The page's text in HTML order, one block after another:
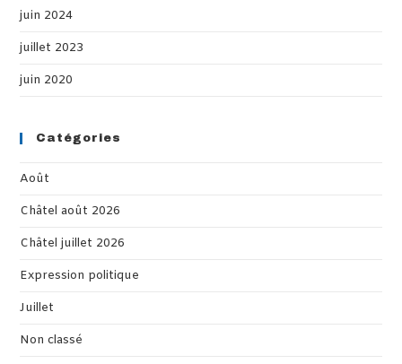
juin 2024
juillet 2023
juin 2020
Catégories
Août
Châtel août 2026
Châtel juillet 2026
Expression politique
Juillet
Non classé